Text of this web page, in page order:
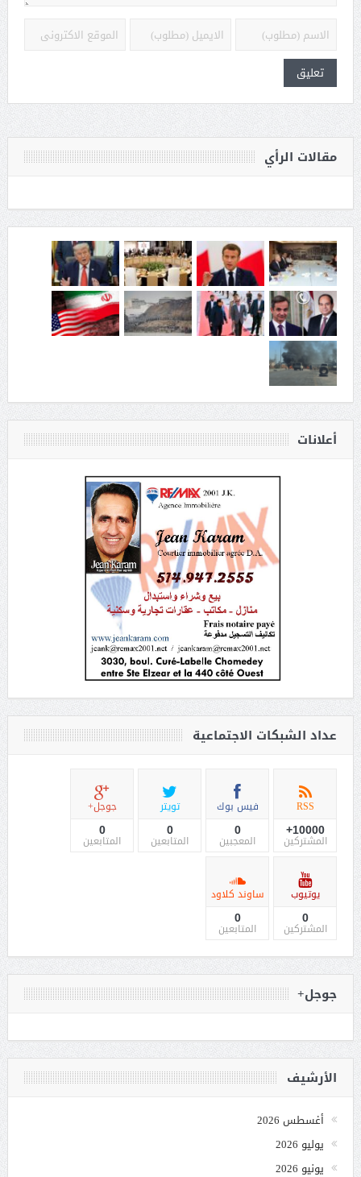
مقالات الرأي
أعلانات
عداد الشبكات الاجتماعية
RSS
10000+
المشتركين
فيس بوك
0
المعجبين
تويتر
0
المتابعين
جوجل+
0
المتابعين
يوتيوب
0
المشتركين
ساوند كلاود
0
المتابعين
جوجل+
الأرشيف
أغسطس 2026
يوليو 2026
يونيو 2026